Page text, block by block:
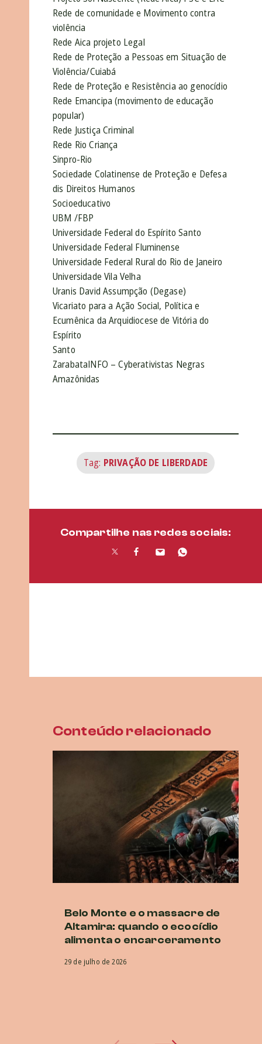
Rede de comunidade e Movimento contra
violência
Rede Aica projeto Legal
Rede de Proteção a Pessoas em Situação de
Violência/Cuiabá
Rede de Proteção e Resistência ao genocídio
Rede Emancipa (movimento de educação
popular)
Rede Justiça Criminal
Rede Rio Criança
Sinpro-Rio
Sociedade Colatinense de Proteção e Defesa
dis Direitos Humanos
Socioeducativo
UBM /FBP
Universidade Federal do Espírito Santo
Universidade Federal Fluminense
Universidade Federal Rural do Rio de Janeiro
Universidade Vila Velha
Uranis David Assumpção (Degase)
Vicariato para a Ação Social, Política e
Ecumênica da Arquidiocese de Vitória do
Espírito
Santo
ZarabataINFO – Cyberativistas Negras
Amazônidas
Tag: PRIVAÇÃO DE LIBERDADE
Compartilhe nas redes sociais:
Conteúdo relacionado
Belo Monte e o massacre de
Altamira: quando o ecocídio
alimenta o encarceramento
29 de julho de 2026